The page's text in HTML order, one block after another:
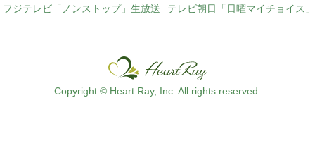
フジテレビ「ノンストップ」生放送 テレビ朝日「日曜マイチョイス」
Copyright © Heart Ray, Inc. All rights reserved.